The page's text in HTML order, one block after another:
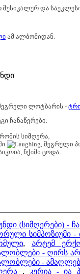
მუსიკალურ და
ამ ალბომიდან.
ლოტბარის -
ჩანაწერები:
სიმღერა,
, მეგრული
ჩქიმი ცოდა.
(სიმღერები) -
სიმპოზიუმი -
, არტემ
- ღირს
-
, კერია - ია